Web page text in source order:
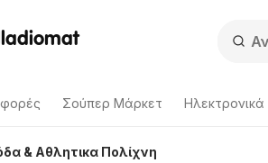
Σούπερ Μάρκετ Hλεκτρονικά
& Aθλητικα Πολίχνη